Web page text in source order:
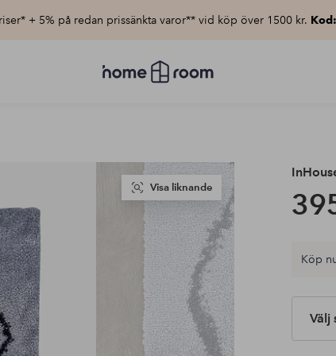
+ 5% på redan prissänkta varor** vid köp över 1500 kr.
Homeroom
–
pris
Visa liknande
Köp
Välj